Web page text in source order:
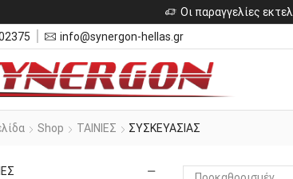
Οι παραγγελίες
info@synergon-hellas.gr
Shop ΤΑΙΝΙΕΣ ΣΥΣΚΕΥΑΣΙΑΣ